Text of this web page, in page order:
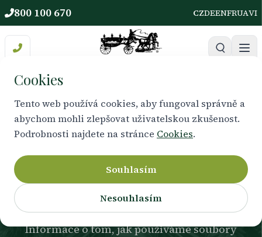
800 100 670 CZDEENFRUAVI
ZÁSADY ZPRACOVÁNÍ A POUŽÍVÁNÍ
Zásady používání
souborů cookies
Informace o tom, jak používáme soubory
Cookies
Tento web používá cookies, aby fungoval správně a
abychom mohli zlepšovat uživatelskou zkušenost.
Podrobnosti najdete na stránce Cookies.
Souhlasím
Nesouhlasím